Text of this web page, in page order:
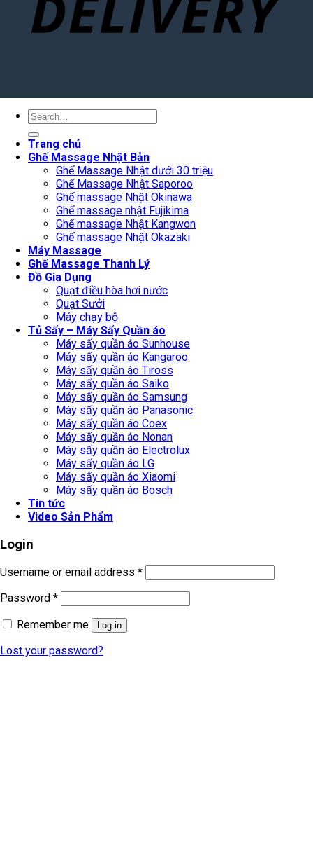
Search
Trang chủ
Ghế Massage Nhật Bản
Ghế Massage Nhật dưới 30 triệu
Ghế Massage Nhật Saporoo
Ghế massage Nhật Okinawa
Ghế massage nhật Fujikima
Ghế massage Nhật Kangwon
Ghế massage Nhật Okazaki
Máy Massage
Ghế Massage Thanh Lý
Đồ Gia Dụng
Quạt điều hòa hơi nước
Quạt Sưởi
Máy chạy bộ
Tủ Sấy – Máy Sấy Quần áo
Máy sấy quần áo Sunhouse
Máy sấy quần áo Kangaroo
Máy sấy quần áo Tiross
Máy sấy quần áo Saiko
Máy sấy quần áo Samsung
Máy sấy quần áo Panasonic
Máy sấy quần áo Coex
Máy sấy quần áo Nonan
Máy sấy quần áo Electrolux
Máy sấy quần áo LG
Máy sấy quần áo Xiaomi
Máy sấy quần áo Bosch
Tin tức
Video Sản Phẩm
Login
Username or email address *
Password *
Remember me
Log in
Lost your password?